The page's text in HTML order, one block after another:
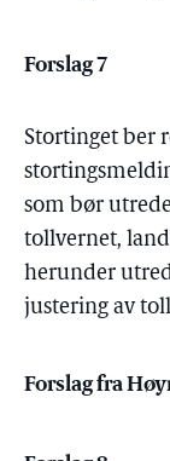
Forslag 7
Stortinget ber
som bør
tollvernet,
herunder
justering av
Forslag fra